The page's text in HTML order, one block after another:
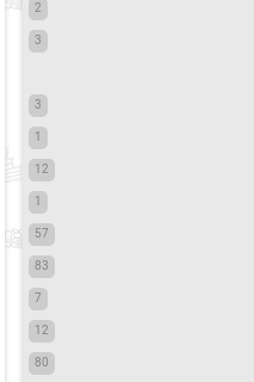
2
3
3
1
12
1
57
83
7
12
80